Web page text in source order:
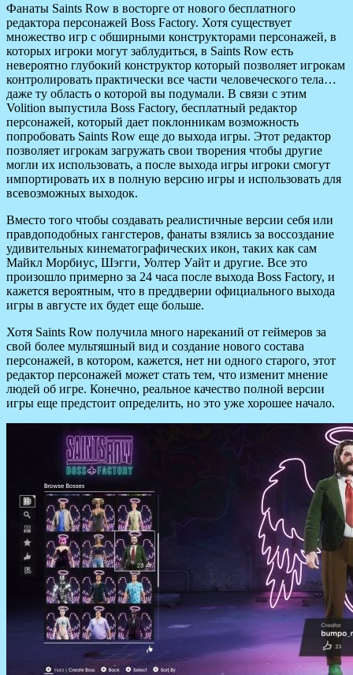
Фанаты Saints Row в восторге от нового бесплатного
редактора персонажей Boss Factory. Хотя существует
множество игр с обширными конструкторами персонажей, в
которых игроки могут заблудиться, в Saints Row есть
невероятно глубокий конструктор который позволяет игрокам
контролировать практически все части человеческого тела…
даже ту область о которой вы подумали. В связи с этим
Volition выпустила Boss Factory, бесплатный редактор
персонажей, который дает поклонникам возможность
попробовать Saints Row еще до выхода игры. Этот редактор
позволяет игрокам загружать свои творения чтобы другие
могли их использовать, а после выхода игры игроки смогут
импортировать их в полную версию игры и использовать для
всевозможных выходок.
Вместо того чтобы создавать реалистичные версии себя или
правдоподобных гангстеров, фанаты взялись за воссоздание
удивительных кинематографических икон, таких как сам
Майкл Морбиус, Шэгги, Уолтер Уайт и другие. Все это
произошло примерно за 24 часа после выхода Boss Factory, и
кажется вероятным, что в преддверии официального выхода
игры в августе их будет еще больше.
Хотя Saints Row получила много нареканий от геймеров за
свой более мультяшный вид и создание нового состава
персонажей, в котором, кажется, нет ни одного старого, этот
редактор персонажей может стать тем, что изменит мнение
людей об игре. Конечно, реальное качество полной версии
игры еще предстоит определить, но это уже хорошее начало.